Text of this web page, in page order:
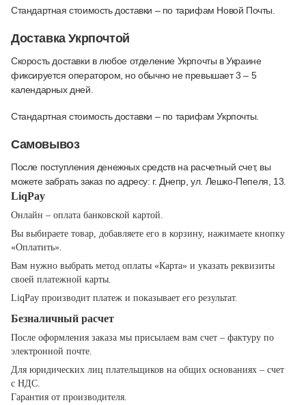
Стандартная стоимость доставки – по тарифам Новой Почты.
Доставка Укрпочтой
Скорость доставки в любое отделение Укрпочты в Украине
фиксируется оператором, но обычно не превышает 3 – 5
календарных дней.
Стандартная стоимость доставки – по тарифам Укрпочты.
Самовывоз
После поступления денежных средств на расчетный счет, вы
можете забрать заказ по адресу: г. Днепр, ул. Лешко-Пепеля, 13.
LiqPay
Онлайн – оплата банковской картой.
Вы выбираете товар, добавляете его в корзину, нажимаете кнопку
«Оплатить».
Вам нужно выбрать метод оплаты «Карта» и указать реквизиты
своей платежной карты.
LiqPay производит платеж и показывает его результат.
Безналичный расчет
После оформления заказа мы присылаем вам счет – фактуру по
электронной почте.
Для юридических лиц плательщиков на общих основаниях – счет
с НДС.
Гарантия от производителя.